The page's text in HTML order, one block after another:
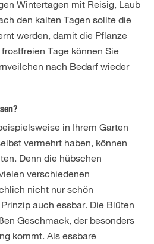
Wintertagen mit Reisig, Laub
den kalten Tagen sollte die
werden, damit die Pflanze
Tage können Sie
nach Bedarf wieder
in Ihrem Garten
vermehrt haben, können
Denn die hübschen
verschiedenen
nicht nur schön
auch essbar. Die Blüten
Geschmack, der besonders
kommt. Als essbare